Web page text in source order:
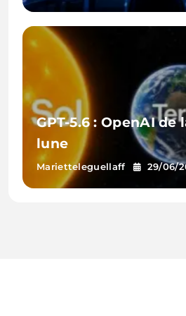
GPT-5.6 : OpenAI de
lune
Marietteleguellaff 29/06/